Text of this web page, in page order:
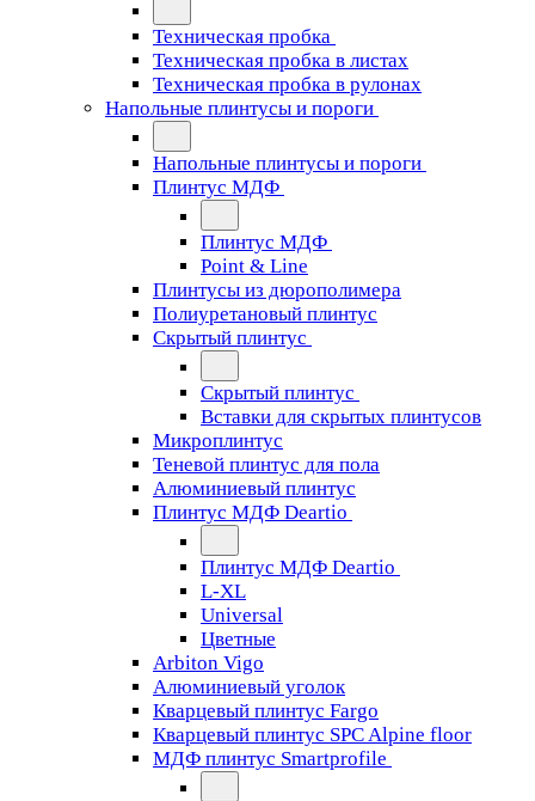
Техническая пробка
Техническая пробка в листах
Техническая пробка в рулонах
Напольные плинтусы и пороги
Напольные плинтусы и пороги
Плинтус МДФ
Плинтус МДФ
Point & Line
Плинтусы из дюрополимера
Полиуретановый плинтус
Скрытый плинтус
Скрытый плинтус
Вставки для скрытых плинтусов
Микроплинтус
Теневой плинтус для пола
Алюминиевый плинтус
Плинтус МДФ Deartio
Плинтус МДФ Deartio
L-XL
Universal
Цветные
Arbiton Vigo
Алюминиевый уголок
Кварцевый плинтус Fargo
Кварцевый плинтус SPC Alpine floor
МДФ плинтус Smartprofile